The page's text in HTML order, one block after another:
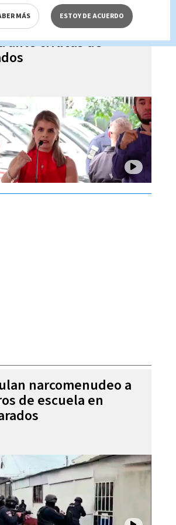
niega ser
ante críticas de
narcomenudeo a
de escuela en
MÁS ESTOY DE ACUERDO